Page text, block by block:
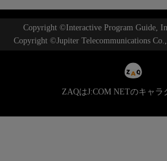
Copyright ©Interactive Program Guide,
Copyright ©Jupiter Telecommunications
ZAQはJ:COM NETのキャラ